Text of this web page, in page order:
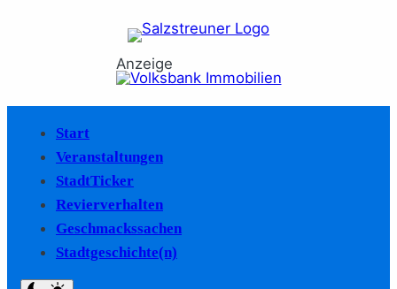
Anzeige
Start
Veranstaltungen
StadtTicker
Revierverhalten
Geschmackssachen
Stadtgeschichte(n)